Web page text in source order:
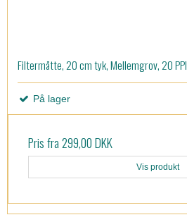
Filtermåtte, 20 cm tyk, Mellemgrov, 20 PPI
På lager
Pris fra299,00 DKK
Vis produkt